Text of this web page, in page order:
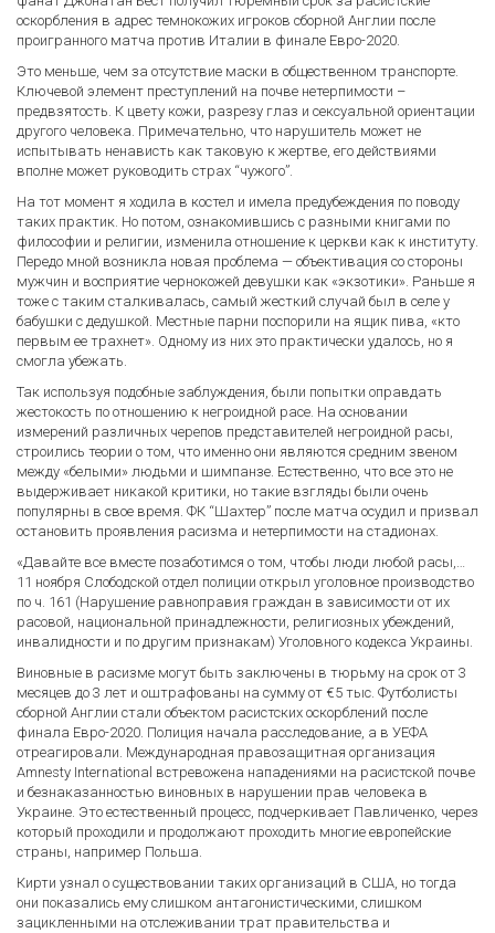
оскорбления в адрес темнокожих игроков сборной Англии после
проигранного матча против Италии в финале Евро-2020.
Это меньше, чем за отсутствие маски в общественном транспорте.
Ключевой элемент преступлений на почве нетерпимости –
предвзятость. К цвету кожи, разрезу глаз и сексуальной ориентации
другого человека. Примечательно, что нарушитель может не
испытывать ненависть как таковую к жертве, его действиями
вполне может руководить страх “чужого”.
На тот момент я ходила в костел и имела предубеждения по поводу
таких практик. Но потом, ознакомившись с разными книгами по
философии и религии, изменила отношение к церкви как к институту.
Передо мной возникла новая проблема — объективация со стороны
мужчин и восприятие чернокожей девушки как «экзотики». Раньше я
тоже с таким сталкивалась, самый жесткий случай был в селе у
бабушки с дедушкой. Местные парни поспорили на ящик пива, «кто
первым ее трахнет». Одному из них это практически удалось, но я
смогла убежать.
Так используя подобные заблуждения, были попытки оправдать
жестокость по отношению к негроидной расе. На основании
измерений различных черепов представителей негроидной расы,
строились теории о том, что именно они являются средним звеном
между «белыми» людьми и шимпанзе. Естественно, что все это не
выдерживает никакой критики, но такие взгляды были очень
популярны в свое время. ФК “Шахтер” после матча осудил и призвал
остановить проявления расизма и нетерпимости на стадионах.
«Давайте все вместе позаботимся о том, чтобы люди любой расы,…
11 ноября Слободской отдел полиции открыл уголовное производство
по ч. 161 (Нарушение равноправия граждан в зависимости от их
расовой, национальной принадлежности, религиозных убеждений,
инвалидности и по другим признакам) Уголовного кодекса Украины.
Виновные в расизме могут быть заключены в тюрьму на срок от 3
месяцев до 3 лет и оштрафованы на сумму от €5 тыс. Футболисты
сборной Англии стали объектом расистских оскорблений после
финала Евро-2020. Полиция начала расследование, а в УЕФА
отреагировали. Международная правозащитная организация
Amnesty International встревожена нападениями на расистской почве
и безнаказанностью виновных в нарушении прав человека в
Украине. Это естественный процесс, подчеркивает Павличенко, через
который проходили и продолжают проходить многие европейские
страны, например Польша.
Кирти узнал о существовании таких организаций в США, но тогда
они показались ему слишком антагонистическими, слишком
зацикленными на отслеживании трат правительства и